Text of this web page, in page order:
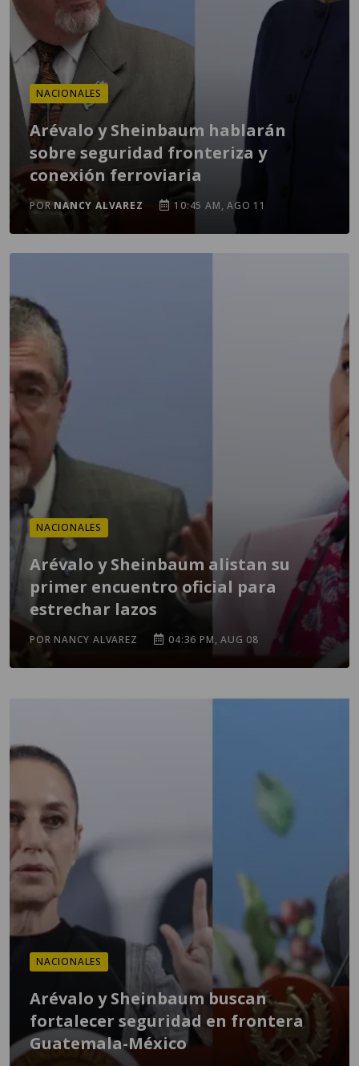
NACIONALES
Arévalo y Sheinbaum hablarán
sobre seguridad fronteriza y
conexión ferroviaria
PORNANCY ALVAREZ 10:45 AM, AGO 11
NACIONALES
Arévalo y Sheinbaum alistan su
primer encuentro oficial para
estrechar lazos
POR NANCY ALVAREZ 04:36 PM, AUG 08
NACIONALES
Arévalo y Sheinbaum buscan
fortalecer seguridad en frontera
Guatemala-México